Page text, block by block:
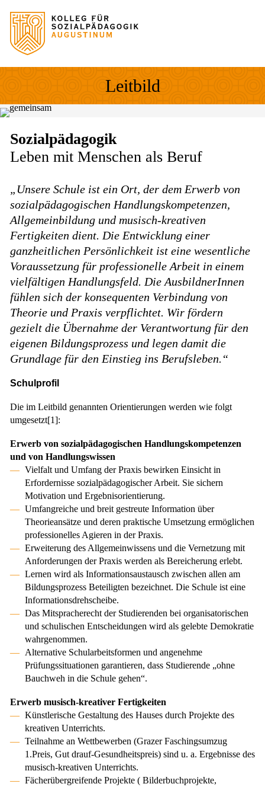
Sprung zum Hauptinhalt
Sprung zur Fusszeile
Leitbild
Sozialpädagogik
Leben mit Menschen als Beruf
„Unsere Schule ist ein Ort, der dem Erwerb von
sozialpädagogischen Handlungskompetenzen,
Allgemeinbildung und musisch-kreativen
Fertigkeiten dient. Die Entwicklung einer
ganzheitlichen Persönlichkeit ist eine wesentliche
Voraussetzung für professionelle Arbeit in einem
vielfältigen Handlungsfeld. Die AusbildnerInnen
fühlen sich der konsequenten Verbindung von
Theorie und Praxis verpflichtet. Wir fördern
gezielt die Übernahme der Verantwortung für den
eigenen Bildungsprozess und legen damit die
Grundlage für den Einstieg ins Berufsleben.“
Schulprofil
Die im Leitbild genannten Orientierungen werden wie folgt
umgesetzt[1]:
Erwerb von sozialpädagogischen Handlungskompetenzen
und von Handlungswissen
Vielfalt und Umfang der Praxis bewirken Einsicht in
Erfordernisse sozialpädagogischer Arbeit. Sie sichern
Motivation und Ergebnisorientierung.
Umfangreiche und breit gestreute Information über
Theorieansätze und deren praktische Umsetzung ermöglichen
professionelles Agieren in der Praxis.
Erweiterung des Allgemeinwissens und die Vernetzung mit
Anforderungen der Praxis werden als Bereicherung erlebt.
Lernen wird als Informationsaustausch zwischen allen am
Bildungsprozess Beteiligten bezeichnet. Die Schule ist eine
Informationsdrehscheibe.
Das Mitspracherecht der Studierenden bei organisatorischen
und schulischen Entscheidungen wird als gelebte Demokratie
wahrgenommen.
Alternative Schularbeitsformen und angenehme
Prüfungssituationen garantieren, dass Studierende „ohne
Bauchweh in die Schule gehen“.
Erwerb musisch-kreativer Fertigkeiten
Künstlerische Gestaltung des Hauses durch Projekte des
kreativen Unterrichts.
Teilnahme an Wettbewerben (Grazer Faschingsumzug
1.Preis, Gut drauf-Gesundheitspreis) sind u. a. Ergebnisse des
musisch-kreativen Unterrichts.
Fächerübergreifende Projekte ( Bilderbuchprojekte,